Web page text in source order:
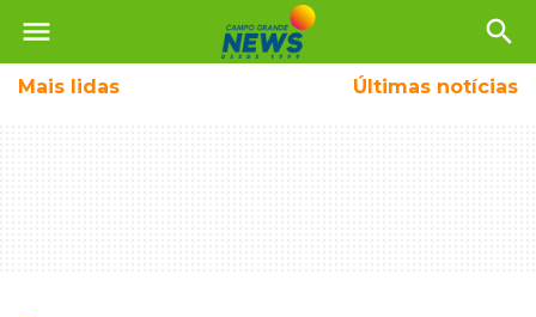
menu search
Mais lidas Últimas notícias